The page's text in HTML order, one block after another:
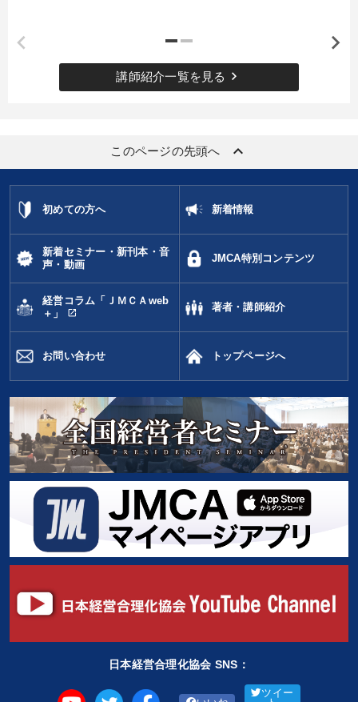
講師紹介一覧を見る keyboard_arrow_right
このページの先頭へ keyboard_arrow_up
初めての方へ 新着情報
新着セミナー・新刊本・音
声・動画
JMCA特別コンテンツ
経営コラム「ＪＭＣＡweb
＋」
open_in_new
著者・講師紹介
お問い合わせ トップページへ
日本経営合理化協会 SNS：
ツイー